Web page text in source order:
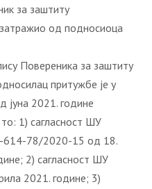
за заштиту
од подносиоца
Повереника за заштиту
притужбе је у
јуна 2021. године
1) сагласност ШУ
614-78/2020-15 од 18.
2) сагласност ШУ
2021. године; 3)